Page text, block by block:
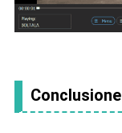
Conclusione